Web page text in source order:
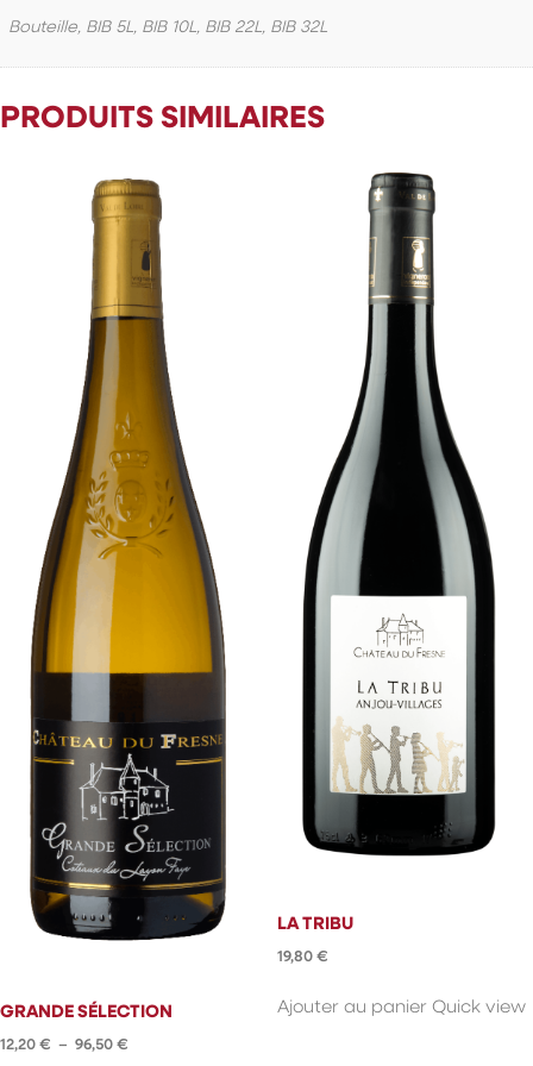
Bouteille, BIB 5L, BIB 10L, BIB 22L, BIB 32L
PRODUITS SIMILAIRES
GRANDE SÉLECTION
12,20 € – 96,50 €
LA TRIBU
19,80 €
Ajouter au panier Quick view